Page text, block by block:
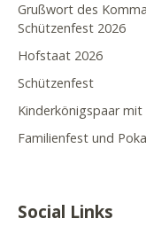
Grußwort des
Schützenfest 2026
Hofstaat 2026
Schützenfest
Kinderkönigspaar
Familienfest und
Social Links